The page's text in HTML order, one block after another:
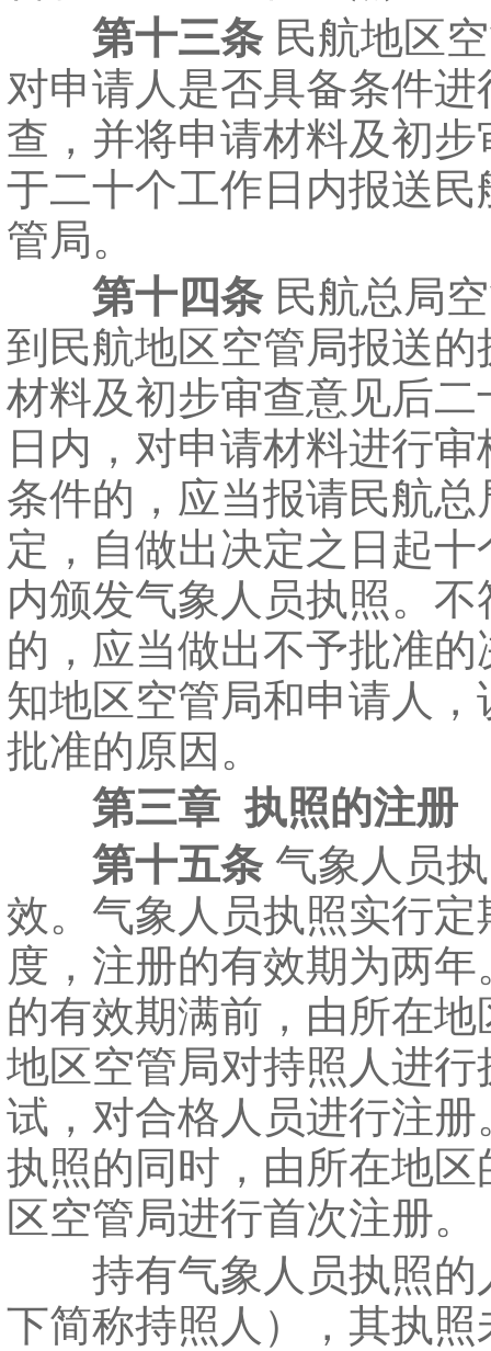
第十三条民航地区
对申请人是否具备条件进
查，并将申请材料及初步
于二十个工作日内报送民
管局。
第十四条民航总局
到民航地区空管局报送的
材料及初步审查意见后二
日内，对申请材料进行
条件的，应当报请民航总
定，自做出决定之日起十
内颁发气象人员执照。不
的，应当做出不予批准的
知地区空管局和申请人，
批准的原因。
第三章 执照的注册
第十五条气象人员
效。气象人员执照实行定
度，注册的有效期为两年
的有效期满前，由所在地
地区空管局对持照人进行
试，对合格人员进行注册
执照的同时，由所在地区
区空管局进行首次注册。
持有气象人员执照的
下简称持照人），其执照